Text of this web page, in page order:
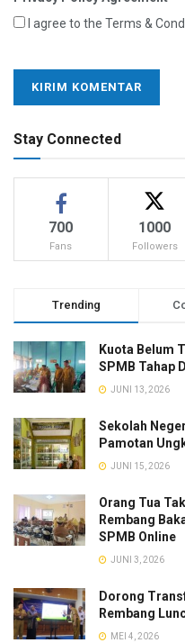
I agree to the Terms &
Stay Connected
700
Fans
1000
Followers
Trending
Kuota Belum
SPMB Tahap
JUNI 13, 2026
Sekolah
Pamotan
JUNI 15, 2026
Orang Tua
Rembang
SPMB Online
JUNI 3, 2026
Dorong
Rembang
MEI 4, 2026